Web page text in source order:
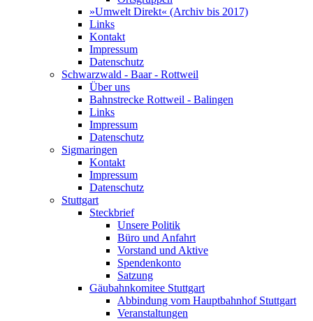
»Umwelt Direkt« (Archiv bis 2017)
Links
Kontakt
Impressum
Datenschutz
Schwarzwald - Baar - Rottweil
Über uns
Bahnstrecke Rottweil - Balingen
Links
Impressum
Datenschutz
Sigmaringen
Kontakt
Impressum
Datenschutz
Stuttgart
Steckbrief
Unsere Politik
Büro und Anfahrt
Vorstand und Aktive
Spendenkonto
Satzung
Gäubahnkomitee Stuttgart
Abbindung vom Hauptbahnhof Stuttgart
Veranstaltungen